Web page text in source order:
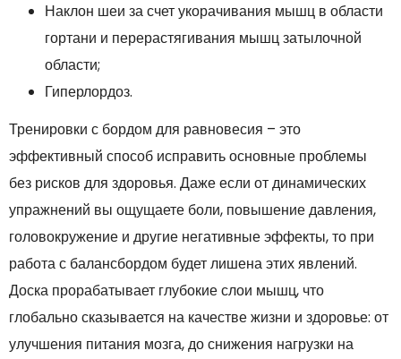
Наклон шеи за счет укорачивания мышц в области
гортани и перерастягивания мышц затылочной
области;
Гиперлордоз.
Тренировки с бордом для равновесия – это
эффективный способ исправить основные проблемы
без рисков для здоровья. Даже если от динамических
упражнений вы ощущаете боли, повышение давления,
головокружение и другие негативные эффекты, то при
работа с балансбордом будет лишена этих явлений.
Доска прорабатывает глубокие слои мышц, что
глобально сказывается на качестве жизни и здоровье: от
улучшения питания мозга, до снижения нагрузки на